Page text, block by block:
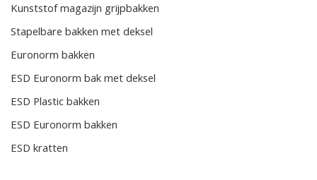
Kunststof magazijn grijpbakken
Stapelbare bakken met deksel
Euronorm bakken
ESD Euronorm bak met deksel
ESD Plastic bakken
ESD Euronorm bakken
ESD kratten